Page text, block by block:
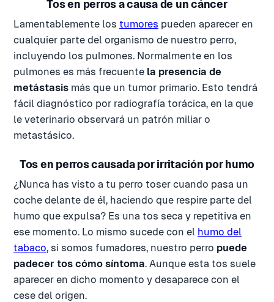
Tos en perros a causa de un cáncer
Lamentablemente los tumores pueden aparecer en
cualquier parte del organismo de nuestro perro,
incluyendo los pulmones. Normalmente en los
pulmones es más frecuente la presencia de
metástasis más que un tumor primario. Esto tendrá
fácil diagnóstico por radiografía torácica, en la que
le veterinario observará un patrón miliar o
metastásico.
Tos en perros causada por irritación por humo
¿Nunca has visto a tu perro toser cuando pasa un
coche delante de él, haciendo que respire parte del
humo que expulsa? Es una tos seca y repetitiva en
ese momento. Lo mismo sucede con el humo del
tabaco, si somos fumadores, nuestro perro puede
padecer tos cómo síntoma. Aunque esta tos suele
aparecer en dicho momento y desaparece con el
cese del origen.